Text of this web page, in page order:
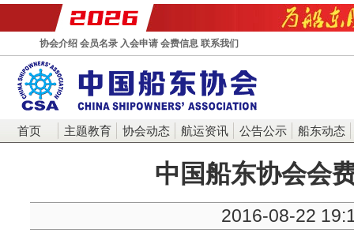
协会介绍 会员名录 入会申请 会费信息 联系我们
首页 主题教育 协会动态 航运资讯 公告公示 船东动态
中国船东协会会
2016-08-22